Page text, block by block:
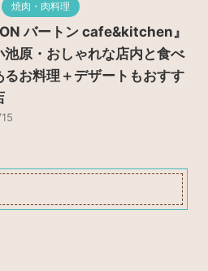
焼肉・肉料理
バートン cafe&kitchen』
池原・おしゃれな店内と食べ
るお料理＋デザートもおすす